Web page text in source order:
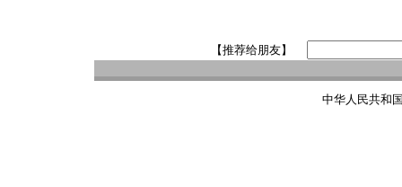
【推荐给朋友】
中华人民共和